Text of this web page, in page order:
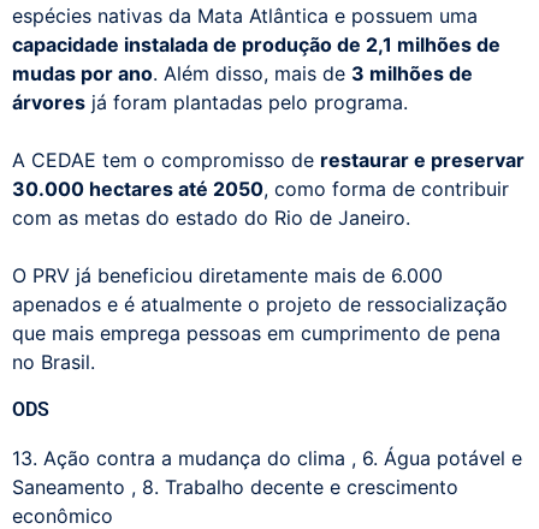
espécies nativas da Mata Atlântica e possuem uma
capacidade instalada de produção de 2,1 milhões de
mudas por ano. Além disso, mais de 3 milhões de
árvores já foram plantadas pelo programa.
A CEDAE tem o compromisso de restaurar e preservar
30.000 hectares até 2050, como forma de contribuir
com as metas do estado do Rio de Janeiro.
O PRV já beneficiou diretamente mais de 6.000
apenados e é atualmente o projeto de ressocialização
que mais emprega pessoas em cumprimento de pena
no Brasil.
ODS
13. Ação contra a mudança do clima , 6. Água potável e
Saneamento , 8. Trabalho decente e crescimento
econômico